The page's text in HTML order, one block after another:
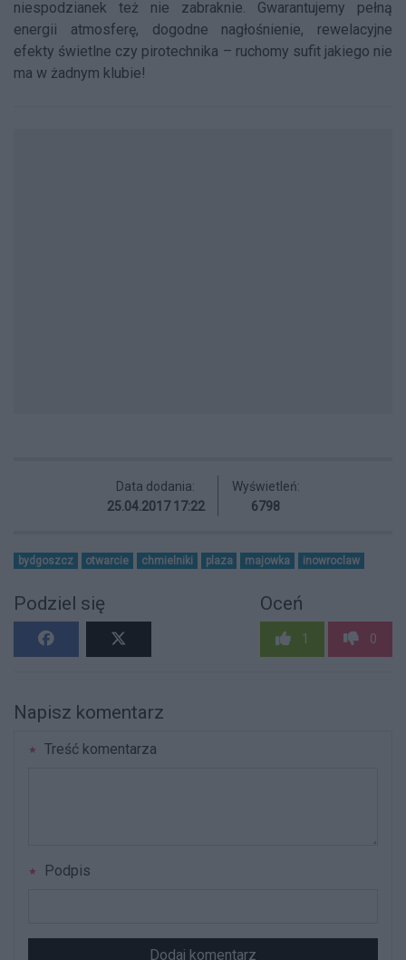
niespodzianek też nie zabraknie. Gwarantujemy pełną
energii atmosferę, dogodne nagłośnienie, rewelacyjne
efekty świetlne czy pirotechnika – ruchomy sufit jakiego nie
ma w żadnym klubie!
Data dodania:
25.04.2017 17:22
Wyświetleń:
6798
bydgoszcz otwarcie chmielniki plaza majowka inowroclaw
Podziel się Oceń
1 0
Napisz komentarz
Treść komentarza
Podpis
Dodaj komentarz